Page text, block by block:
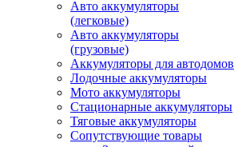
Авто аккумуляторы
(легковые)
Авто аккумуляторы
(грузовые)
Аккумуляторы для автодомов
Лодочные аккумуляторы
Мото аккумуляторы
Стационарные аккумуляторы
Тяговые аккумуляторы
Сопутствующие товары